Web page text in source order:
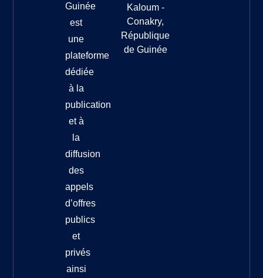
Guinée
est
une
plateforme
dédiée
à la
publication
et à
la
diffusion
des
appels
d’offres
publics
et
privés
ainsi
Kaloum -
Conakry,
République
de Guinée